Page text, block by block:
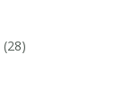
(28)